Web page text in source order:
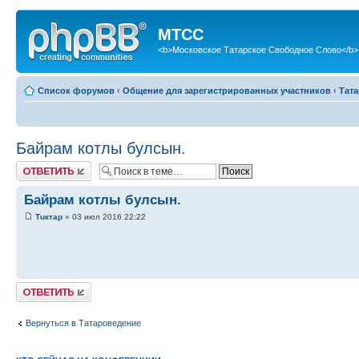
МТСС
<b>Московское Татарское Свободное Слово</b>
Список форумов ‹ Общение для зарегистрированных участников ‹
Байрам котлы булсын.
Ответить
Байрам котлы булсын.
Тuктар » 03 июл 2016 22:22
Ответить
Вернуться в Татароведение